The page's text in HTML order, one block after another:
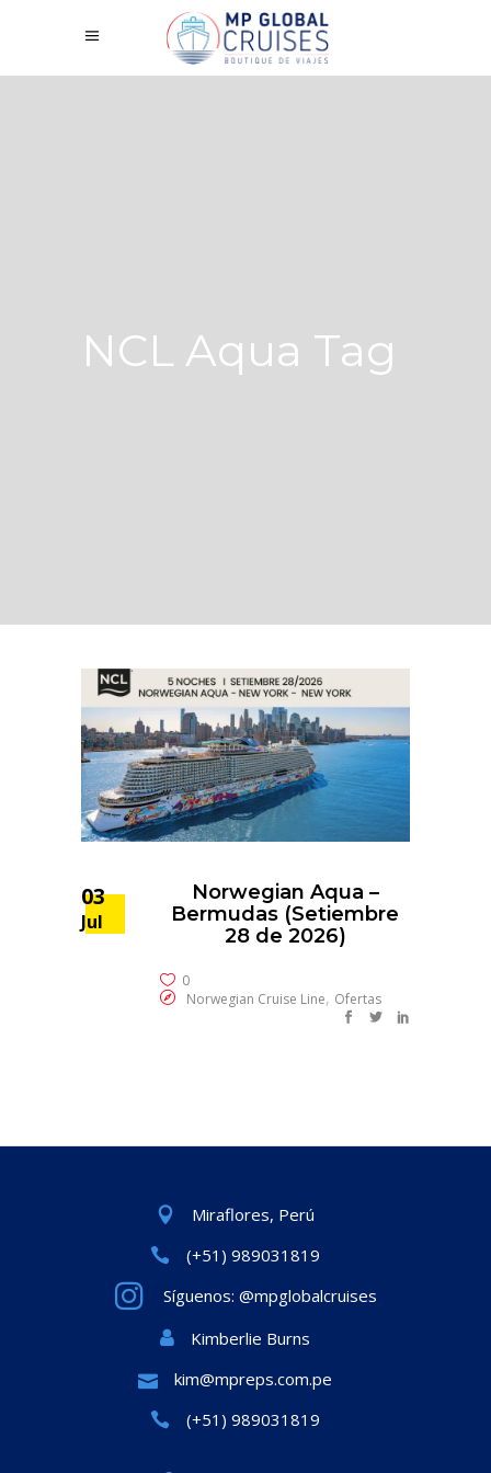
NCL Aqua Tag
03
Jul
Norwegian Aqua –
Bermudas (Setiembre
28 de 2026)
0
Norwegian Cruise Line, Ofertas
Miraflores, Perú
(+51) 989031819
Síguenos: @mpglobalcruises
Kimberlie Burns
kim@mpreps.com.pe
(+51) 989031819